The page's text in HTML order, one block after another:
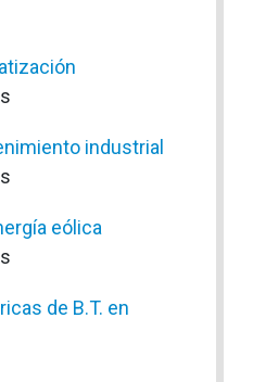
industrial
eólica
de B.T. en